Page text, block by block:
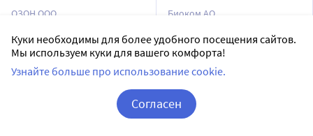
пленочной оболочкой
ОЗОН ООО
таблетки, покрытые пленочной оболочкой
Дозировка 100 мг
30 шт в уп.
Доставим в аптеку
завтра
пленочной оболочкой
Биоком АО
таблетки, покрытые пленочной оболочкой
Дозировка 100 мг
30 шт в уп.
Доставим в аптеку
В наличии
Куки необходимы для более удобного посещения сайтов.
Мы используем куки для вашего комфорта!
Узнайте больше про использование cookie.
Согласен